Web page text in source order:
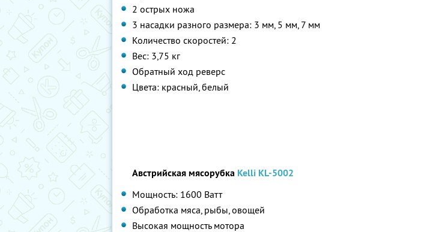
2 острых ножа
3 насадки разного размера: 3 мм, 5 мм, 7 мм
Количество скоростей: 2
Вес: 3,75 кг
Обратный ход реверс
Цвета: красный, белый
Австрийская мясорубка Kelli KL-5002
Мощность: 1600 Ватт
Обработка мяса, рыбы, овощей
Высокая мощность мотора